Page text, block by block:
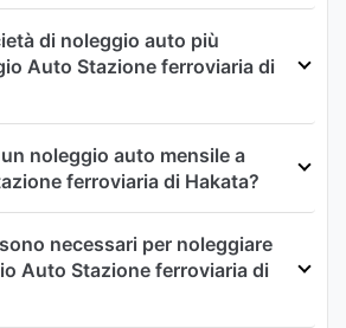
di noleggio auto più
Auto Stazione ferroviaria di
noleggio auto mensile a
ferroviaria di Hakata?
necessari per noleggiare
Auto Stazione ferroviaria di